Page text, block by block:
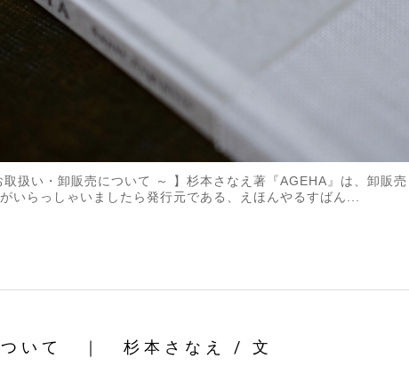
扱い・卸販売について ～ 】杉本さなえ著『AGEHA』は、卸販
いらっしゃいましたら発行元である、えほんやるすばん...
ついて ｜ 杉本さなえ / 文